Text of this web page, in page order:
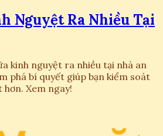
Nguyệt Ra Nhiều Tại
kinh nguyệt ra nhiều tại nhà an
phá bí quyết giúp bạn kiểm soát
Xem ngay!